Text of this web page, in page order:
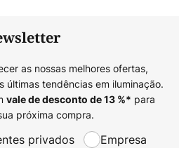
as nossas melhores ofertas,
últimas tendências em iluminação.
vale de desconto de13%* para
próxima compra.
privados Empresa